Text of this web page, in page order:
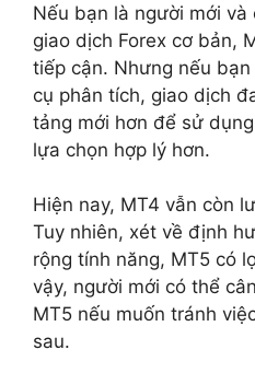
Nếu bạn là người mới và
giao dịch Forex cơ bản,
tiếp cận. Nhưng nếu
cụ phân tích, giao dịch
tảng mới hơn để sử
lựa chọn hợp lý hơn.
Hiện nay, MT4 vẫn còn
Tuy nhiên, xét về định
rộng tính năng, MT5 có
vậy, người mới có thể
MT5 nếu muốn tránh
sau.